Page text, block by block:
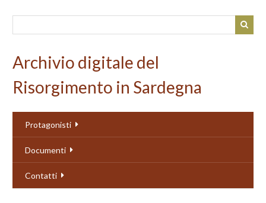
Archivio digitale del
Risorgimento in Sardegna
Protagonisti
Documenti
Contatti